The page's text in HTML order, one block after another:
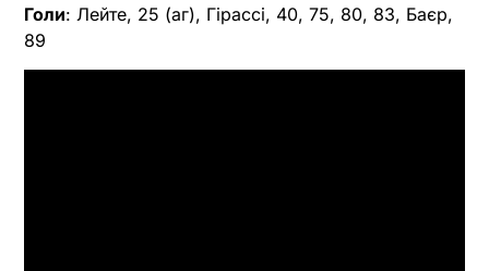
Голи: Лейте, 25 (аг), Гірассі, 40, 75, 80, 83, Баєр,
89